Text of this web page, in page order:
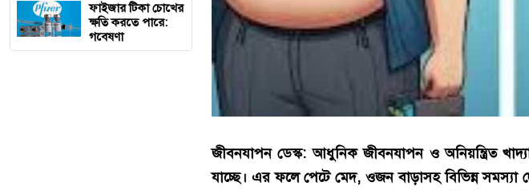
ফাইজার টিকা চোখের
ক্ষতি করতে পারে:
গবেষণা
জীবনযাপন ডেস্ক: আধুনিক জীবনযাপন ও অনিয়ন্ত্রিত
যাচ্ছে। এর ফলে পেটে মেদ, ওজন বাড়াসহ বিভিন্ন সমস্যা